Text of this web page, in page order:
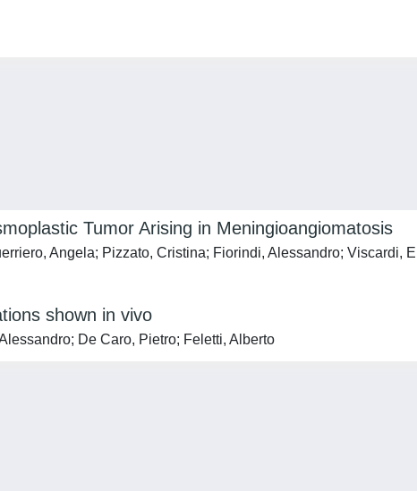
Tumor Arising in Meningioangiomatosis
Angela; Pizzato, Cristina; Fiorindi, Alessandro; Viscardi,
shown in vivo
De Caro, Pietro; Feletti, Alberto